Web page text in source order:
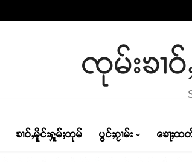
ၸုမ်းၶၢ
ၶၢဝ်ႇမိူင်းႁူမ်ႈတုမ် ပွင်ႈၵႂၢမ်း ၶေႃႈထ